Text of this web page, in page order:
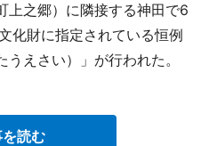
上之郷）に隣接する神田で6
化財に指定されている恒例
えさい）」が行われた。
読む